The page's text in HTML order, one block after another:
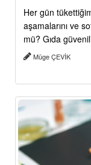
Her gün
aşamalarını ve
mü? Gıda
Müge ÇEVİK